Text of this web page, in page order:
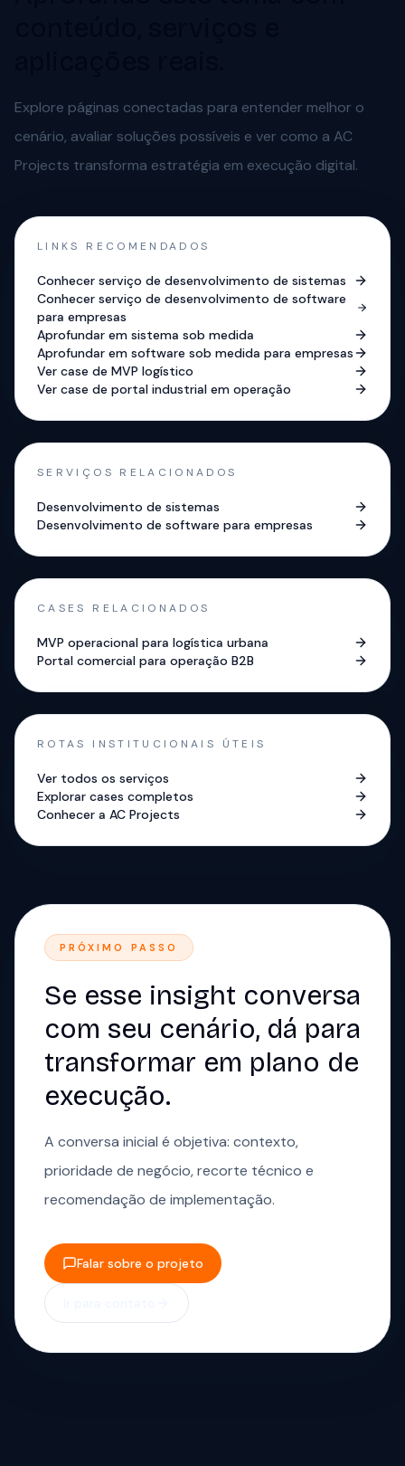
Explore páginas conectadas para entender melhor o
cenário, avaliar soluções possíveis e ver como a AC
Projects transforma estratégia em execução digital.
LINKS RECOMENDADOS
Conhecer serviço de desenvolvimento de sistemas
Conhecer serviço de desenvolvimento de software
para empresas
Aprofundar em sistema sob medida
Aprofundar em software sob medida para empresas
Ver case de MVP logístico
Ver case de portal industrial em operação
SERVIÇOS RELACIONADOS
Desenvolvimento de sistemas
Desenvolvimento de software para empresas
CASES RELACIONADOS
MVP operacional para logística urbana
Portal comercial para operação B2B
ROTAS INSTITUCIONAIS ÚTEIS
Ver todos os serviços
Explorar cases completos
Conhecer a AC Projects
PRÓXIMO PASSO
Se esse insight conversa
com seu cenário, dá para
transformar em plano de
execução.
A conversa inicial é objetiva: contexto,
prioridade de negócio, recorte técnico e
recomendação de implementação.
Falar sobre o projeto